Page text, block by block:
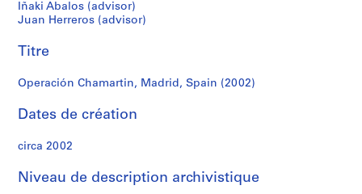
r
r
e
r
o
é
i
Iñaki Abalos (advisor)
Juan Herreros (advisor)
Titre
Operación Chamartin, Madrid, Spain (2002)
Dates de création
circa 2002
Niveau de description archivistique